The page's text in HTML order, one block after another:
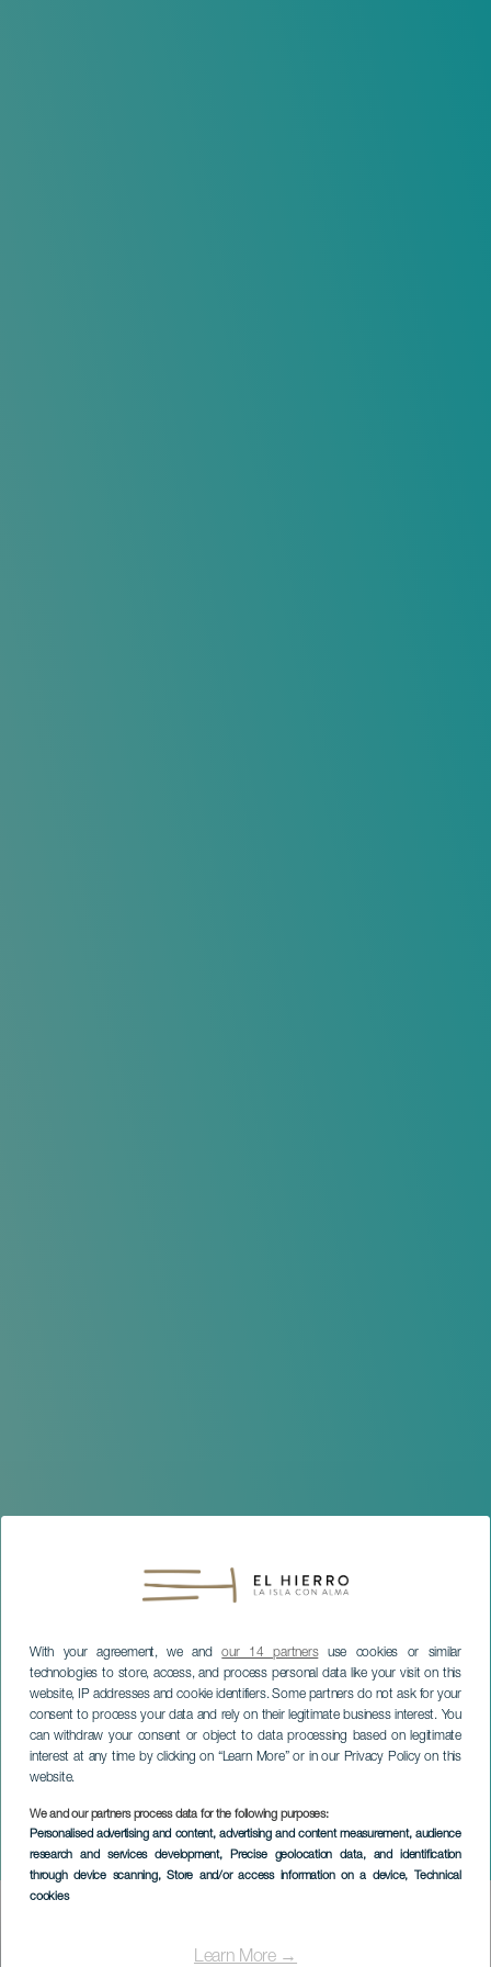
With your agreement, we andour 14 partnersuse cookies or similar
technologies to store, access, and process personal data like your visit on this
website, IP addresses and cookie identifiers. Some partners do not ask for your
consent to process your data and rely on their legitimate business interest. You
can withdraw your consent or object to data processing based on legitimate
interest at any time by clicking on “Learn More” or in our Privacy Policy on this
website.
We and our partners process data for the following purposes:
Personalised advertising and content, advertising and content measurement, audience
research and services development, Precise geolocation data, and identification
through device scanning, Store and/or access information on a device, Technical
cookies
Learn More →
Pablo Sáinz -Villegas en
concierto